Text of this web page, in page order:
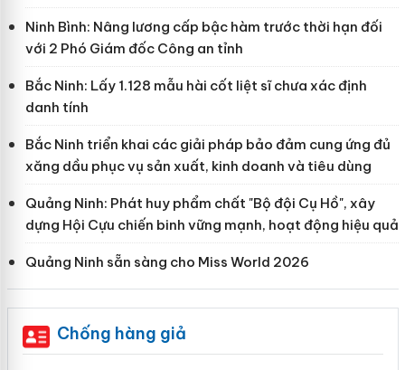
Ninh Bình: Nâng lương cấp bậc hàm trước thời hạn đối
với 2 Phó Giám đốc Công an tỉnh
Bắc Ninh: Lấy 1.128 mẫu hài cốt liệt sĩ chưa xác định
danh tính
Bắc Ninh triển khai các giải pháp bảo đảm cung ứng đủ
xăng dầu phục vụ sản xuất, kinh doanh và tiêu dùng
Quảng Ninh: Phát huy phẩm chất "Bộ đội Cụ Hồ", xây
dựng Hội Cựu chiến binh vững mạnh, hoạt động hiệu quả
Quảng Ninh sẵn sàng cho Miss World 2026
Chống hàng giả